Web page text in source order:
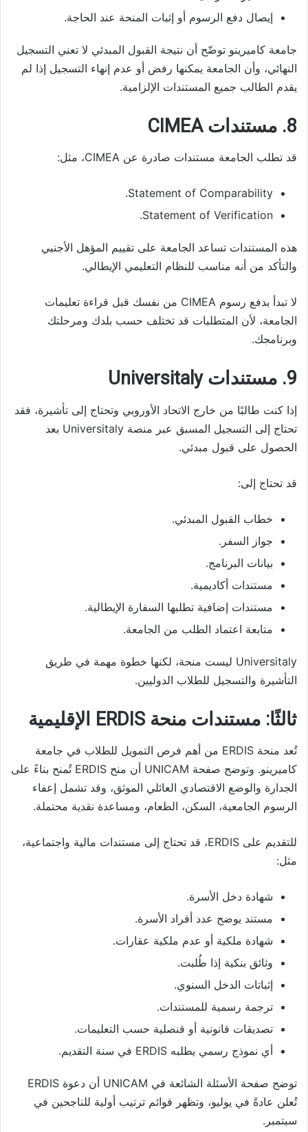
إيصال دفع الرسوم أو إثبات المنحة عند الحاجة.
جامعة كاميرينو توضّح أن نتيجة القبول المبدئي لا تعني التسجيل
النهائي، وأن الجامعة يمكنها رفض أو عدم إنهاء التسجيل إذا لم
يقدم الطالب جميع المستندات الإلزامية.
8. مستندات CIMEA
قد تطلب الجامعة مستندات صادرة عن CIMEA، مثل:
Statement of Comparability.
Statement of Verification.
هذه المستندات تساعد الجامعة على تقييم المؤهل الأجنبي
والتأكد من أنه مناسب للنظام التعليمي الإيطالي.
لا تبدأ بدفع رسوم CIMEA من نفسك قبل قراءة تعليمات
الجامعة، لأن المتطلبات قد تختلف حسب بلدك ومرحلتك
وبرنامجك.
9. مستندات Universitaly
إذا كنت طالبًا من خارج الاتحاد الأوروبي وتحتاج إلى تأشيرة، فقد
تحتاج إلى التسجيل المسبق عبر منصة Universitaly بعد
الحصول على قبول مبدئي.
قد تحتاج إلى:
خطاب القبول المبدئي.
جواز السفر.
بيانات البرنامج.
مستندات أكاديمية.
مستندات إضافية تطلبها السفارة الإيطالية.
متابعة اعتماد الطلب من الجامعة.
Universitaly ليست منحة، لكنها خطوة مهمة في طريق
التأشيرة والتسجيل للطلاب الدوليين.
ثالثًا: مستندات منحة ERDIS الإقليمية
تُعد منحة ERDIS من أهم فرص التمويل للطلاب في جامعة
كاميرينو. وتوضح صفحة UNICAM أن منح ERDIS تُمنح بناءً على
الجدارة والوضع الاقتصادي العائلي الموثق، وقد تشمل إعفاء
الرسوم الجامعية، السكن، الطعام، ومساعدة نقدية محتملة.
للتقديم على ERDIS، قد تحتاج إلى مستندات مالية واجتماعية،
مثل:
شهادة دخل الأسرة.
مستند يوضح عدد أفراد الأسرة.
شهادة ملكية أو عدم ملكية عقارات.
وثائق بنكية إذا طُلبت.
إثباتات الدخل السنوي.
ترجمة رسمية للمستندات.
تصديقات قانونية أو قنصلية حسب التعليمات.
أي نموذج رسمي يطلبه ERDIS في سنة التقديم.
توضح صفحة الأسئلة الشائعة في UNICAM أن دعوة ERDIS
تُعلن عادةً في يوليو، وتظهر قوائم ترتيب أولية للناجحين في
سبتمبر.